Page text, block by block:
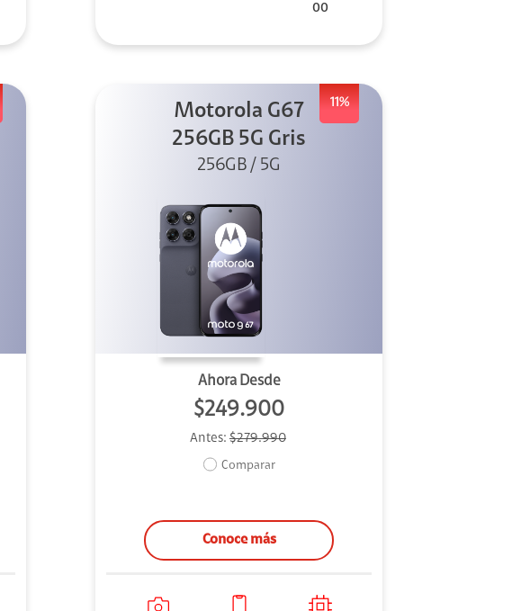
00
11%
Motorola G67
256GB 5G Gris
256GB / 5G
Ahora Desde
$249.900
Antes: $279.990
Comparar
Conoce más